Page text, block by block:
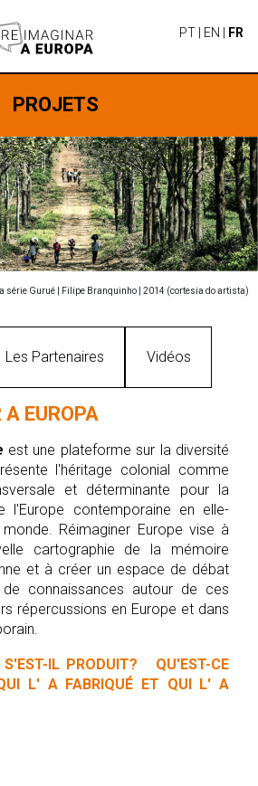
PT| EN FR
PROJETS
série Gurué | Filipe Branquinho | 2014 (cortesia do artista)
Les Partenaires Vidéos
EUROPA
est une plateforme sur la diversité
l'héritage colonial comme
et déterminante pour la
l'Europe contemporaine en elle-
Réimaginer Europe vise à
cartographie de la mémoire
et à créer un espace de débat
connaissances autour de ces
répercussions en Europe et dans
IL PRODUIT?
QU'EST-CE
L' A FABRIQUÉ ET QUI L' A